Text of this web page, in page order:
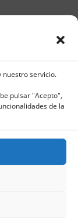
nuestro servicio.
pulsar "Acepto",
de la
s/n |
025 | Fax.